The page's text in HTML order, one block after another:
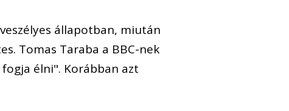
állapotban, miután
Tomas Taraba a BBC-nek
élni". Korábban azt